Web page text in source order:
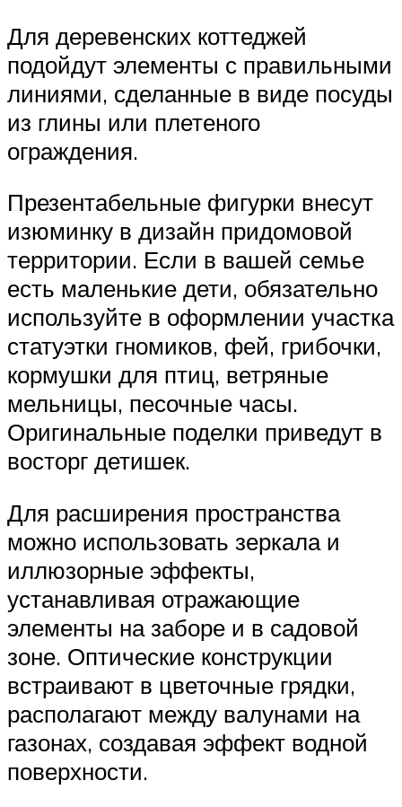
Для деревенских коттеджей
подойдут элементы с правильными
линиями, сделанные в виде посуды
из глины или плетеного
ограждения.
Презентабельные фигурки внесут
изюминку в дизайн придомовой
территории. Если в вашей семье
есть маленькие дети, обязательно
используйте в оформлении участка
статуэтки гномиков, фей, грибочки,
кормушки для птиц, ветряные
мельницы, песочные часы.
Оригинальные поделки приведут в
восторг детишек.
Для расширения пространства
можно использовать зеркала и
иллюзорные эффекты,
устанавливая отражающие
элементы на заборе и в садовой
зоне. Оптические конструкции
встраивают в цветочные грядки,
располагают между валунами на
газонах, создавая эффект водной
поверхности.